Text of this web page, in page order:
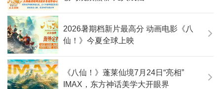
2026暑期档新片最高分 动画电影《八
仙！》今夏全球上映
《八仙！》蓬莱仙境7月24日“亮相”
IMAX，东方神话美学大开眼界